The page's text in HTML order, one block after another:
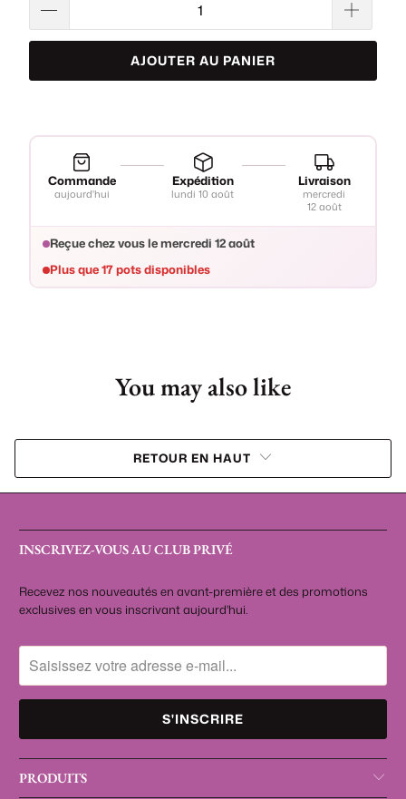
AJOUTER AU PANIER
Commande
aujourd'hui
Expédition
lundi 10 août
Livraison
mercredi
12 août
Reçue chez vous lemercredi 12 août
Plus que17 potsdisponibles
You may also like
RETOUR EN HAUT
INSCRIVEZ-VOUS AU CLUB PRIVÉ
Recevez nos nouveautés en avant-première et des promotions
exclusives en vous inscrivant aujourd'hui.
PRODUITS